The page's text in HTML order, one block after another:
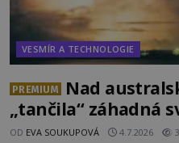
VESMÍR A TECHNOLOGIE
PREMIUM
Nad
„tančila“ záhadná
OD EVA SOUKUPOVÁ 4.7.2026